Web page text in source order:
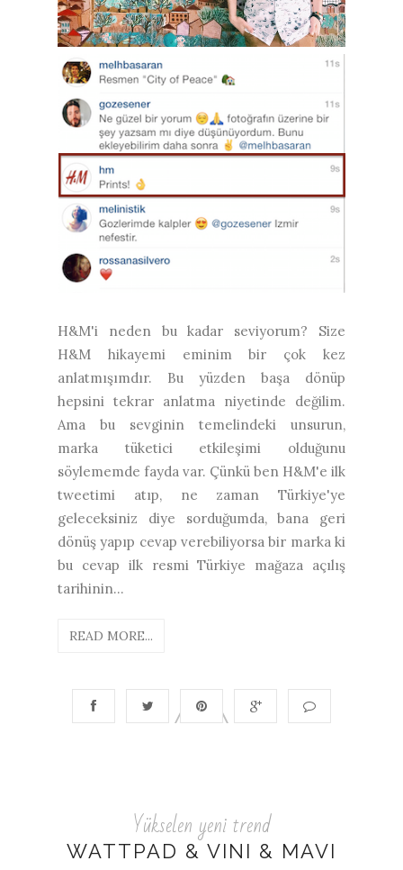
H&M'i neden bu kadar seviyorum? Size
H&M hikayemi eminim bir çok kez
anlatmışımdır. Bu yüzden başa dönüp
hepsini tekrar anlatma niyetinde değilim.
Ama bu sevginin temelindeki unsurun,
marka tüketici etkileşimi olduğunu
söylememde fayda var. Çünkü ben H&M'e ilk
tweetimi atıp, ne zaman Türkiye'ye
geleceksiniz diye sorduğumda, bana geri
dönüş yapıp cevap verebiliyorsa bir marka ki
bu cevap ilk resmi Türkiye mağaza açılış
tarihinin...
READ MORE...
Yükselen yeni trend
WATTPAD & VINI & MAVI